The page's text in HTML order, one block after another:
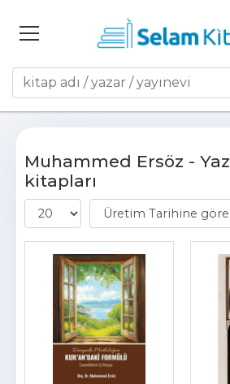
Muhammed Ersöz -
kitapları